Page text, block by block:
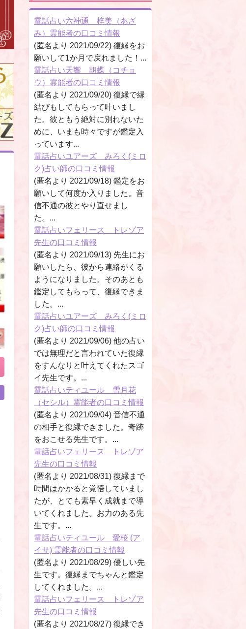
電話占い六神通 梓美（あざ
み）霊能者の口コミ情報
(匿名より 2021/09/22) 復縁をお
願いして1か月で戻れました！...
電話占い天響 胡蝶（コチョ
ウ）霊能者の口コミ情報
(匿名より 2021/09/20) 復縁で縁
結びもしてもらって叶いまし
た。彼ともう絶対に別れないた
めに、いまも時々ですが鑑定入
っています...
電話占いユアーズ みろく(ミロ
ク)占い師の口コミ情報
(匿名より 2021/09/18) 鑑定をお
願いして何度か入りました。音
信不通の彼とやり直せまし
た。...
電話占いフェリース トレゾア
先生の口コミ情報
(匿名より 2021/09/13) 先生にお
願いしたら、彼から連絡がくる
ようになりました。そのあとも
鑑定してもらって、復縁できま
した。...
電話占いユアーズ みろく(ミロ
ク)占い師の口コミ情報
(匿名より 2021/09/06) 他の占い
では無理だと言われていた復縁
をすんなりと叶えてくれたスゴ
イ先生です。...
電話占いティユール 雪月花
（セシル）霊能者の口コミ情報
(匿名より 2021/09/04) 音信不通
の相手と復縁できました。奇跡
をおこせる先生です。...
電話占いフェリース トレゾア
先生の口コミ情報
(匿名より 2021/08/31) 復縁まで
時間はかかると覚悟していまし
たが、とても素早く成就まで導
いてくれました。お力のある先
生です。...
電話占いティユール 愛桜 (ア
イサ) 霊能者の口コミ情報
(匿名より 2021/08/29) 優しい先
生です。復縁までちゃんと鑑定
してくれました。...
電話占いフェリース トレゾア
先生の口コミ情報
(匿名より 2021/08/27) 復縁でき